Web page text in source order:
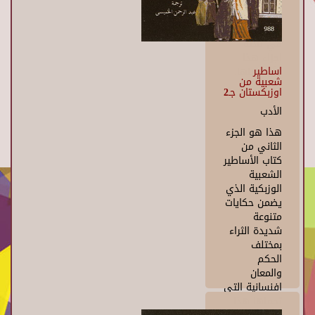
كاملة له من
الألمانية تقع
في ثلاثة
الأول منها.
اساطير
شعبية من
اوزبكستان جـ2
الأدب
هذا هو الجزء
الثاني من
كتاب الأساطير
الشعبية
الوزبكية الذي
يضمن حكايات
متنوعة
شديدة الثراء
بمختلف
الحكم
والمعان
افنسانية التي